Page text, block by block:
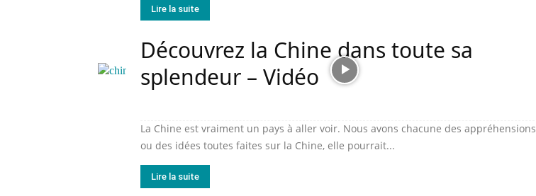
Lire la suite
Découvrez la Chine dans toute sa
splendeur – Vidéo
La Chine est vraiment un pays à aller voir. Nous avons chacune des appréhensions
ou des idées toutes faites sur la Chine, elle pourrait...
Lire la suite